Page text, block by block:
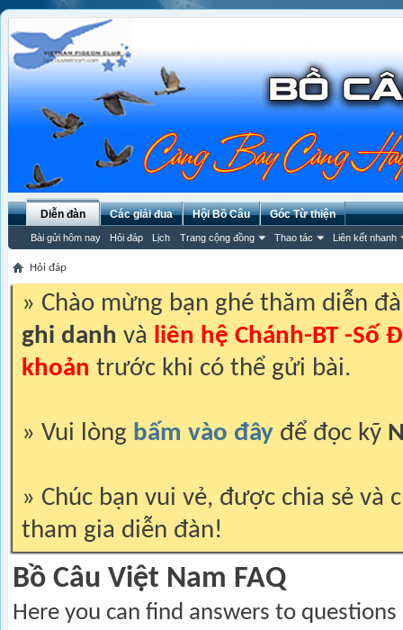
Diễn đàn
Bài gửi hôm nay Hỏi đáp Lịch Trang cộng đồng Thao tác Liên kết nhanh
Các giải đua Hội Bồ Câu Góc Từ thiện
Hỏi đáp
» Chào mừng bạn ghé thăm diễn
ghi danh và liên hệ Chánh-BT -Số
khoản trước khi có thể gửi bài.
» Vui lòng bấm vào đây để đọc kỹ
» Chúc bạn vui vẻ, được chia sẻ và
tham gia diễn đàn!
Bồ Câu Việt Nam FAQ
Here you can find answers to